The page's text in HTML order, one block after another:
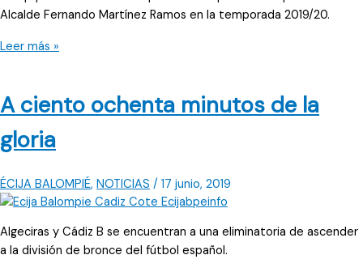
Pablo
Alcalde Fernando Martínez Ramos en la temporada 2019/20.
Un
para
Leer más »
A ciento ochenta minutos de la
gloria
ÉCIJA BALOMPIÉ, NOTICIAS / 17 junio, 2019
Algeciras y Cádiz B se encuentran a una eliminatoria de ascender
a la división de bronce del fútbol español.